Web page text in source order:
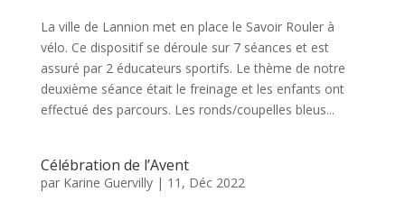
La ville de Lannion met en place le Savoir Rouler à
vélo. Ce dispositif se déroule sur 7 séances et est
assuré par 2 éducateurs sportifs. Le thème de notre
deuxième séance était le freinage et les enfants ont
effectué des parcours. Les ronds/coupelles bleus...
Célébration de l’Avent
par Karine Guervilly| 11, Déc 2022